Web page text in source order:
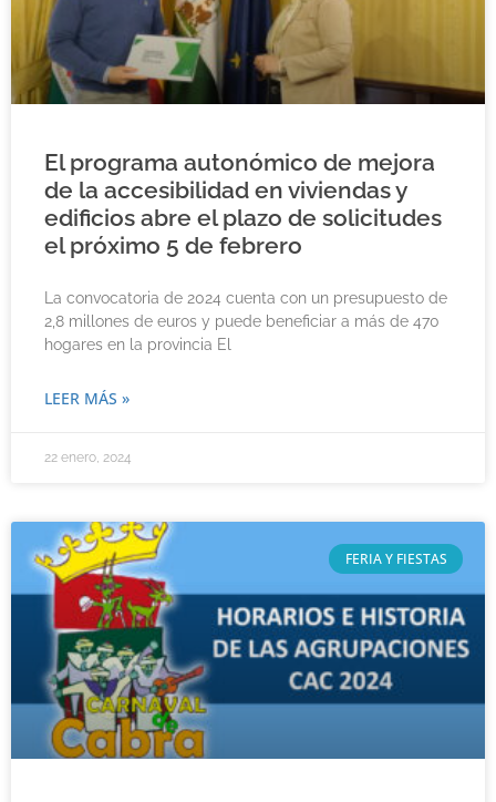
El programa autonómico de mejora
de la accesibilidad en viviendas y
edificios abre el plazo de solicitudes
el próximo 5 de febrero
La convocatoria de 2024 cuenta con un presupuesto de
2,8 millones de euros y puede beneficiar a más de 470
hogares en la provincia El
LEER MÁS »
22 enero, 2024
FERIA Y FIESTAS